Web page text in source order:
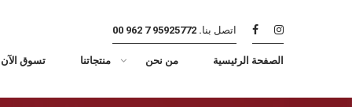
اتصل بنا. 95925772 7 962 00
تسوق الآن منتجاتنا من نحن الصفحة الرئيسية